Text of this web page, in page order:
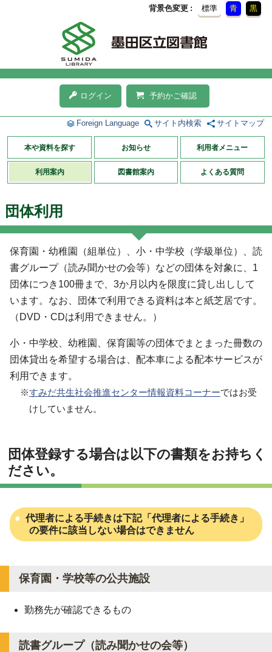
背景色変更 標準 青 黒
ログイン 予約かご確認
Foreign Language サイト内検索 サイトマップ
本や資料を探す お知らせ 利用者メニュー
利用案内 図書館案内 よくある質問
団体利用
保育園・幼稚園（組単位）、小・中学校（学級単位）、読
書グループ（読み聞かせの会等）などの団体を対象に、1
団体につき100冊まで、3か月以内を限度に貸し出しして
います。なお、団体で利用できる資料は本と紙芝居です。
（DVD・CDは利用できません。）
小・中学校、幼稚園、保育園等の団体でまとまった冊数の
団体貸出を希望する場合は、配本車による配本サービスが
利用できます。
※すみだ共生社会推進センター情報資料コーナーではお受
けしていません。
団体登録する場合は以下の書類をお持ちく
ださい。
代理者による手続きは下記「代理者による手続き」
の要件に該当しない場合はできません
保育園・学校等の公共施設
勤務先が確認できるもの
読書グループ（読み聞かせの会等）